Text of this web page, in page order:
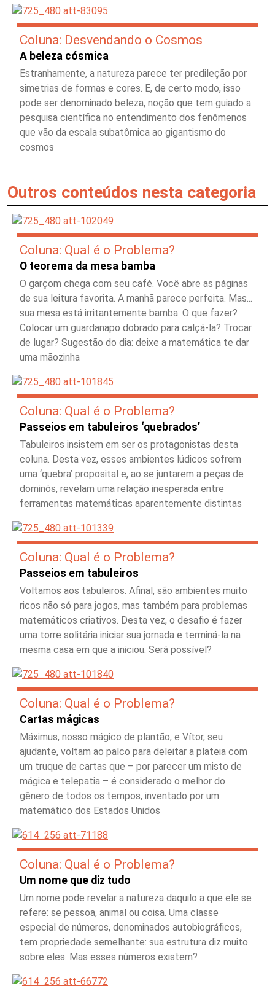
Coluna: Desvendando o Cosmos
A beleza cósmica
Estranhamente, a natureza parece ter predileção por
simetrias de formas e cores. E, de certo modo, isso
pode ser denominado beleza, noção que tem guiado a
pesquisa científica no entendimento dos fenômenos
que vão da escala subatômica ao gigantismo do
cosmos
Outros conteúdos nesta categoria
Coluna: Qual é o Problema?
O teorema da mesa bamba
O garçom chega com seu café. Você abre as páginas
de sua leitura favorita. A manhã parece perfeita. Mas...
sua mesa está irritantemente bamba. O que fazer?
Colocar um guardanapo dobrado para calçá-la? Trocar
de lugar? Sugestão do dia: deixe a matemática te dar
uma mãozinha
Coluna: Qual é o Problema?
Passeios em tabuleiros ‘quebrados’
Tabuleiros insistem em ser os protagonistas desta
coluna. Desta vez, esses ambientes lúdicos sofrem
uma ‘quebra’ proposital e, ao se juntarem a peças de
dominós, revelam uma relação inesperada entre
ferramentas matemáticas aparentemente distintas
Coluna: Qual é o Problema?
Passeios em tabuleiros
Voltamos aos tabuleiros. Afinal, são ambientes muito
ricos não só para jogos, mas também para problemas
matemáticos criativos. Desta vez, o desafio é fazer
uma torre solitária iniciar sua jornada e terminá-la na
mesma casa em que a iniciou. Será possível?
Coluna: Qual é o Problema?
Cartas mágicas
Máximus, nosso mágico de plantão, e Vítor, seu
ajudante, voltam ao palco para deleitar a plateia com
um truque de cartas que – por parecer um misto de
mágica e telepatia – é considerado o melhor do
gênero de todos os tempos, inventado por um
matemático dos Estados Unidos
Coluna: Qual é o Problema?
Um nome que diz tudo
Um nome pode revelar a natureza daquilo a que ele se
refere: se pessoa, animal ou coisa. Uma classe
especial de números, denominados autobiográficos,
tem propriedade semelhante: sua estrutura diz muito
sobre eles. Mas esses números existem?